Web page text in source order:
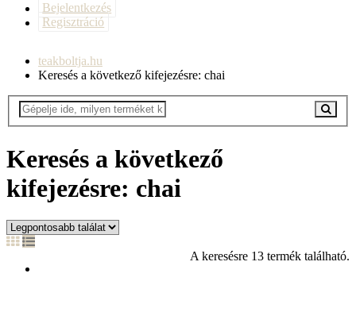
Bejelentkezés
Regisztráció
teakboltja.hu
Keresés a következő kifejezésre: chai
Keresés a következő
kifejezésre: chai
A keresésre 13 termék található.